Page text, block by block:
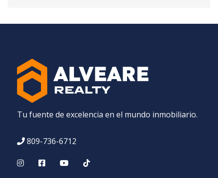
Tu fuente de excelencia en el mundo inmobiliario.
809-736-6712